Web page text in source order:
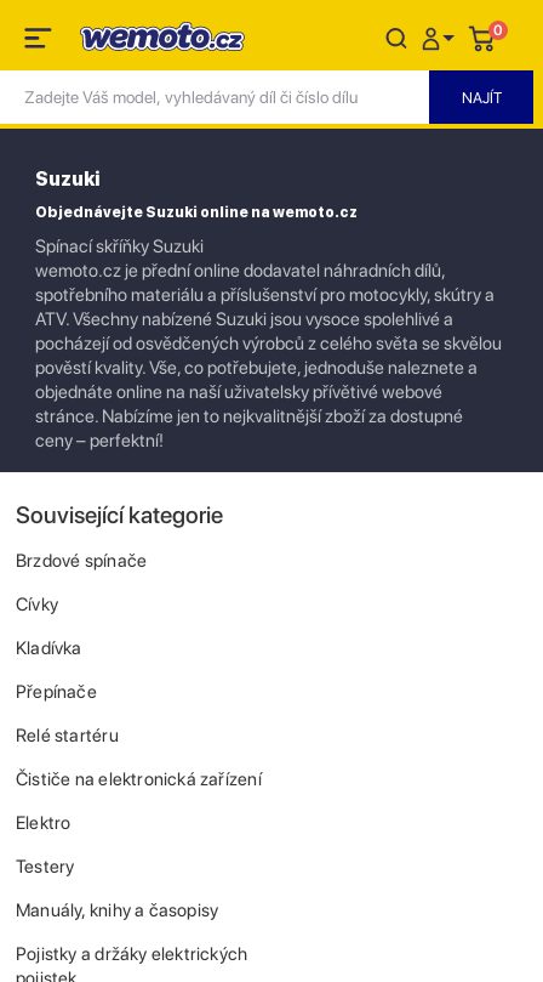
0
Suzuki
Objednávejte Suzuki online na wemoto.cz
Spínací skříňky Suzuki
wemoto.cz je přední online dodavatel náhradních dílů,
spotřebního materiálu a příslušenství pro motocykly, skútry a
ATV. Všechny nabízené Suzuki jsou vysoce spolehlivé a
pocházejí od osvědčených výrobců z celého světa se skvělou
pověstí kvality. Vše, co potřebujete, jednoduše naleznete a
objednáte online na naší uživatelsky přívětivé webové
stránce. Nabízíme jen to nejkvalitnější zboží za dostupné
ceny – perfektní!
Související kategorie
Brzdové spínače
Cívky
Kladívka
Přepínače
Relé startéru
Čističe na elektronická zařízení
Elektro
Testery
Manuály, knihy a časopisy
Pojistky a držáky elektrických